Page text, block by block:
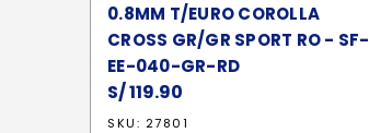
0.8MM T/EURO COROLLA
CROSS GR/GR SPORT RO - SF-
EE-040-GR-RD
S/119.90
SKU: 27801